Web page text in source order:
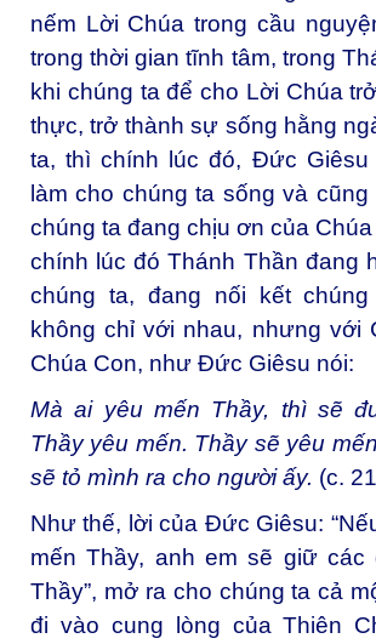
nếm Lời Chúa trong cầu
trong thời gian tĩnh tâm, trong
khi chúng ta để cho Lời Chúa
thực, trở thành sự sống hằng
ta, thì chính lúc đó, Đức Giêsu
làm cho chúng ta sống và
chúng ta đang chịu ơn của
chính lúc đó Thánh Thần đang
chúng ta, đang nối kết
không chỉ với nhau, nhưng với
Chúa Con, như Đức Giêsu nói:
Mà ai yêu mến Thầy, thì sẽ
Thầy yêu mến. Thầy sẽ yêu
sẽ tỏ mình ra cho người ấy. (c.
Như thế, lời của Đức Giêsu:
mến Thầy, anh em sẽ giữ các
Thầy”, mở ra cho chúng ta cả
đi vào cung lòng của Thiên